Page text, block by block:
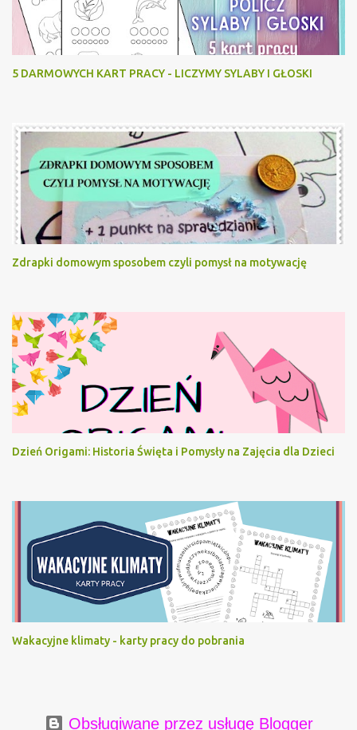
5 DARMOWYCH KART PRACY - LICZYMY SYLABY I GŁOSKI
Zdrapki domowym sposobem czyli pomysł na motywację
Dzień Origami: Historia Święta i Pomysły na Zajęcia dla Dzieci
Wakacyjne klimaty - karty pracy do pobrania
Obsługiwane przez usługę Blogger